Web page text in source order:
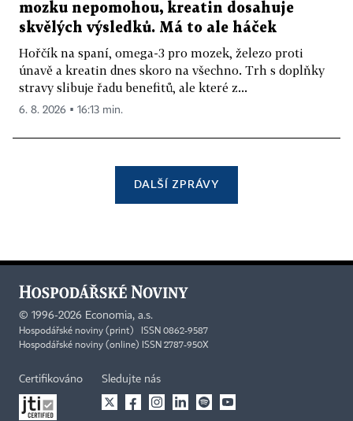
mozku nepomohou, kreatin dosahuje
skvělých výsledků. Má to ale háček
Hořčík na spaní, omega-3 pro mozek, železo proti
únavě a kreatin dnes skoro na všechno. Trh s doplňky
stravy slibuje řadu benefitů, ale které z...
6. 8. 2026 ▪ 16:13 min.
DALŠÍ ZPRÁVY
© 1996-2026 Economia, a.s.
Hospodářské noviny (print) ISSN 0862-9587
Hospodářské noviny (online) ISSN 2787-950X
Certifikováno Sledujte nás